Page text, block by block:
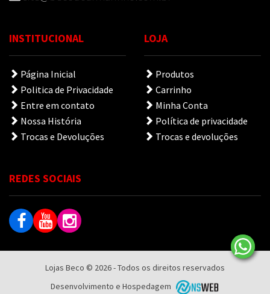
INSTITUCIONAL
Página Inicial
Politica de Privacidade
Entre em contato
Nossa História
Trocas e Devoluções
LOJA
Produtos
Carrinho
Minha Conta
Política de privacidade
Trocas e devoluções
REDES SOCIAIS
Lojas Beco © 2026 - Todos os direitos reservados
Desenvolvimento e Hospedagem